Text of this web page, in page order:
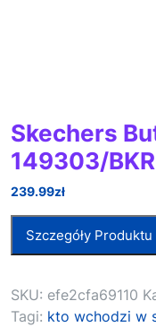
Skechers
149303/
239.99zł
Szczegóły Produktu
SKU: efe2cfa69110
Tagi: kto wchodzi w